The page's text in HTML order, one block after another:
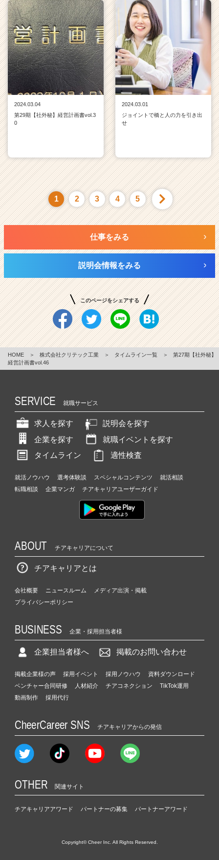
2024.03.04
第29期【社外秘】経営計画書vol.3
0
2024.03.01
ジョイントで橋と人の力を引き出
せ
1 2 3 4 5
仕事をみる
説明会情報をみる
このページをシェアする
HOME ＞ 株式会社クリテック工業 ＞ タイムライン一覧 ＞
第27期【社外秘】
経営計画書vol.46
SERVICE 就職サービス
求人を探す
説明会を探す
企業を探す
就職イベントを探す
タイムライン
適性検査
就活ノウハウ 選考体験談 スペシャルコンテンツ
就活相談
転職相談
企業マンガ チアキャリアユーザーガイド
ABOUT チアキャリアについて
チアキャリアとは
会社概要 ニュースルーム
メディア出演・掲載
プライバシーポリシー
BUSINESS 企業・採用担当者様
企業担当者様へ 掲載のお問い合わせ
掲載企業様の声 採用イベント 採用ノウハウ
資料ダウンロード
ベンチャー合同研修
人材紹介 チアコネクション
TikTok運用
動画制作
採用代行
CheerCareer SNS チアキャリアからの発信
OTHER 関連サイト
チアキャリアアワード パートナーの募集 パートナーアワード
Copyright© Cheer Inc. All Rights Reserved.